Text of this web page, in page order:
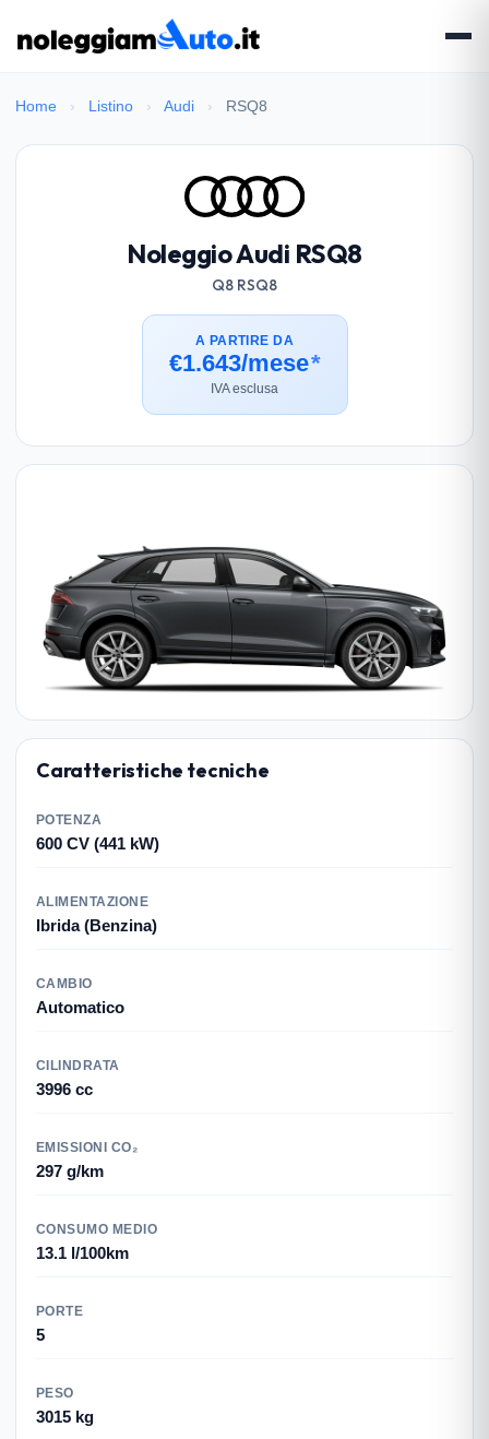
Home › Listino › Audi › RSQ8
Noleggio Audi RSQ8
Q8 RSQ8
A PARTIRE DA
€1.643/mese*
IVA esclusa
Caratteristiche tecniche
POTENZA
600 CV (441 kW)
ALIMENTAZIONE
Ibrida (Benzina)
CAMBIO
Automatico
CILINDRATA
3996 cc
EMISSIONI CO₂
297 g/km
CONSUMO MEDIO
13.1 l/100km
PORTE
5
PESO
3015 kg